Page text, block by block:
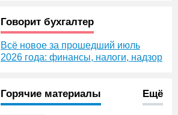
Говорит бухгалтер
Всё новое за прошедший июль
2026 года: финансы, налоги, надзор
Горячие материалы Ещё